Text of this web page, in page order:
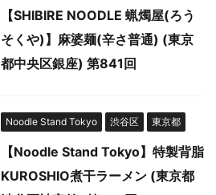
【SHIBIRE NOODLE 蝋燭屋(ろう
そくや)】麻婆麺(辛さ普通) (東京
都中央区銀座) 第841回
Noodle Stand Tokyo 渋谷区 東京都
【Noodle Stand Tokyo】特製背脂
KUROSHIO煮干ラーメン (東京都